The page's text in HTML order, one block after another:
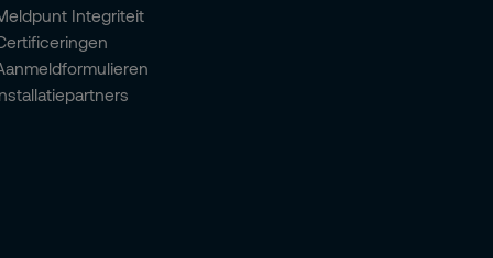
Integriteit